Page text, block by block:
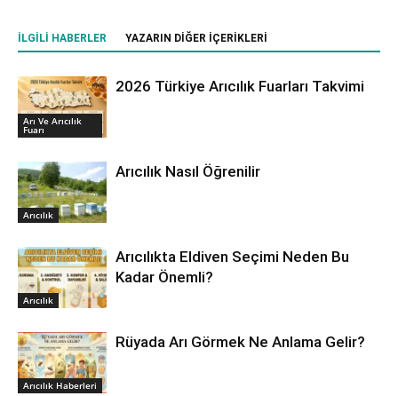
İLGILI HABERLER YAZARIN DIĞER İÇERIKLERI
Arı Ve Arıcılık
Fuarı
2026 Türkiye Arıcılık Fuarları Takvimi
Arıcılık
Arıcılık Nasıl Öğrenilir
Arıcılık
Arıcılıkta Eldiven Seçimi Neden Bu
Kadar Önemli?
Arıcılık Haberleri
Rüyada Arı Görmek Ne Anlama Gelir?